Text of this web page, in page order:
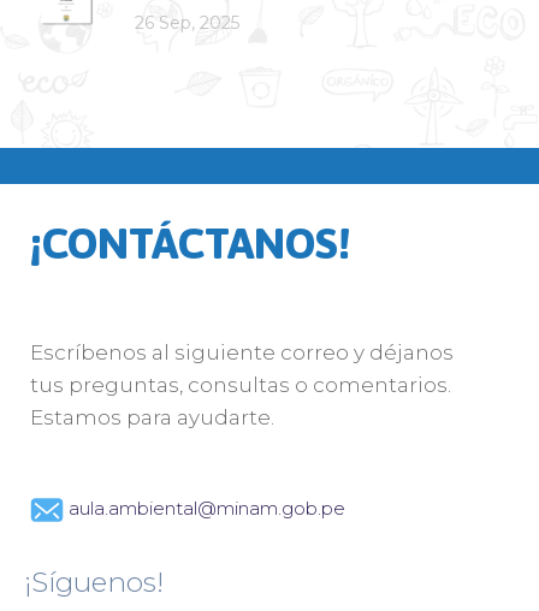
26 Sep, 2025
¡CONTÁCTANOS!
Escríbenos al siguiente correo y déjanos
tus preguntas, consultas o comentarios.
Estamos para ayudarte.
aula.ambiental@minam.gob.pe
¡Síguenos!